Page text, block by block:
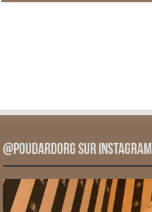
@PoudardOrg sur Instagram